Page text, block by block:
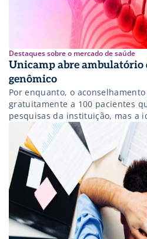
Destaques sobre o mercado de saúde
Unicamp abre ambulatório
genômico
Por enquanto, o
gratuitamente a 100 pacientes
pesquisas da instituição, mas a
população